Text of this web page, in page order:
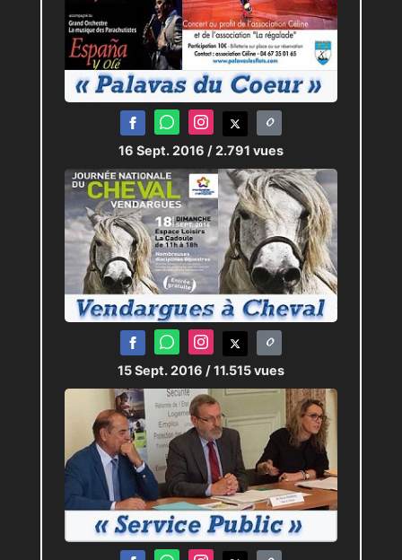
16 Sept. 2016 / 2.791 vues
15 Sept. 2016 / 11.515 vues